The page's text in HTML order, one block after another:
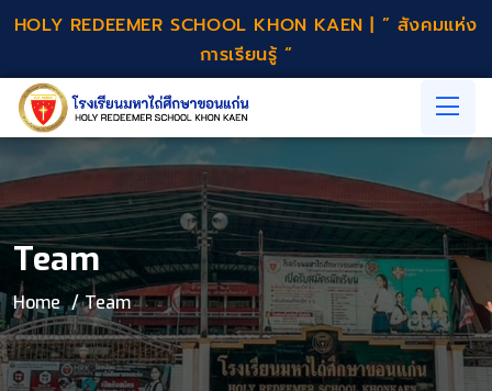
HOLY REDEEMER SCHOOL KHON KAEN | ” สังคมแห่ง
การเรียนรู้ “
Team
Home Team